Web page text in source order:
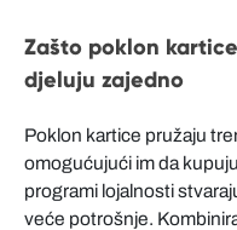
Zašto poklon
djeluju zajedno
Poklon kartice pružaju
omogućujući im da
programi lojalnosti
veće potrošnje.